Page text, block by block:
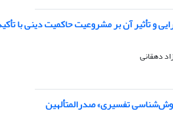
و تأثیر آن بر مشروعیت حاکمیت دینی با
دهقانی
تفسیری» صدرالمتألهین